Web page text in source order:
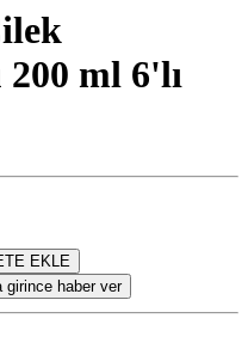
ml 6'lı
EKLE
girince haber ver